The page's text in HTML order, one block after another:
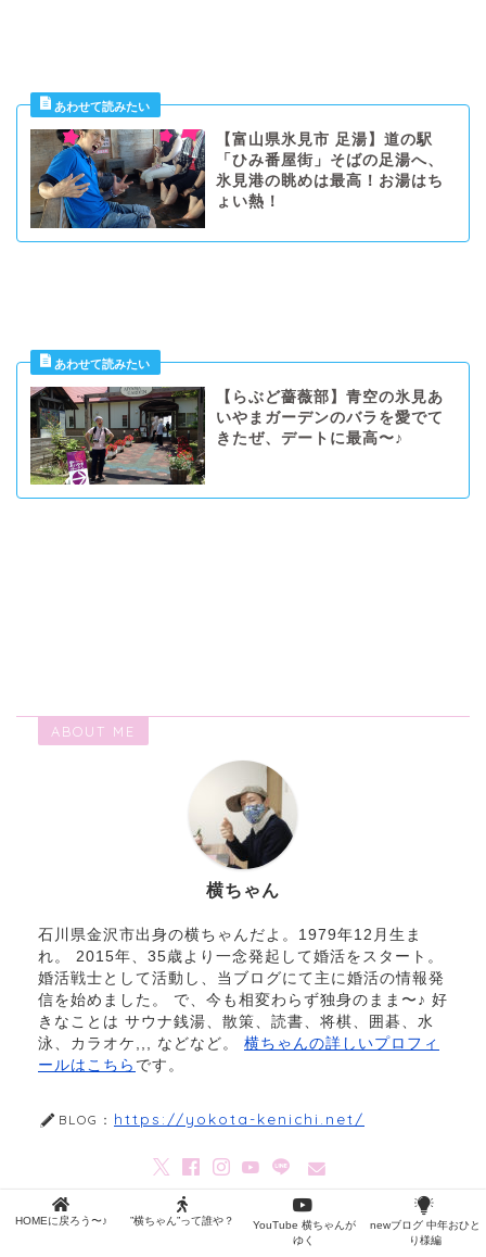
【富山県氷見市 足湯】道の駅
「ひみ番屋街」そばの足湯へ、
氷見港の眺めは最高！お湯はち
ょい熱！
【らぶど薔薇部】青空の氷見あ
いやまガーデンのバラを愛でて
きたぜ、デートに最高〜♪
ABOUT ME
横ちゃん
石川県金沢市出身の横ちゃんだよ。1979年12月生ま
れ。 2015年、35歳より一念発起して婚活をスタート。
婚活戦士として活動し、当ブログにて主に婚活の情報発
信を始めました。 で、今も相変わらず独身のまま〜♪ 好
きなことは サウナ銭湯、散策、読書、将棋、囲碁、水
泳、カラオケ,,, などなど。 横ちゃんの詳しいプロフィ
ールはこちら です。
BLOG： https://yokota-kenichi.net/
スポンサーリンク
HOMEに戻ろう〜♪ ”横ちゃん”って誰や？
YouTube 横ちゃんが
ゆく
newブログ 中年おひと
り様編